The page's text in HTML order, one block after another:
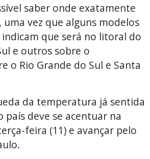
saber onde exatamente
uma vez que alguns modelos
que será no litoral do
e outros sobre o
o Rio Grande do Sul e Santa
da temperatura já sentida
país deve se acentuar na
feira (11) e avançar pelo